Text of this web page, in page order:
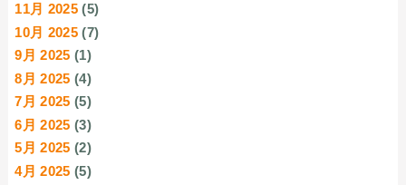
11月 2025 (5)
10月 2025 (7)
9月 2025 (1)
8月 2025 (4)
7月 2025 (5)
6月 2025 (3)
5月 2025 (2)
4月 2025 (5)